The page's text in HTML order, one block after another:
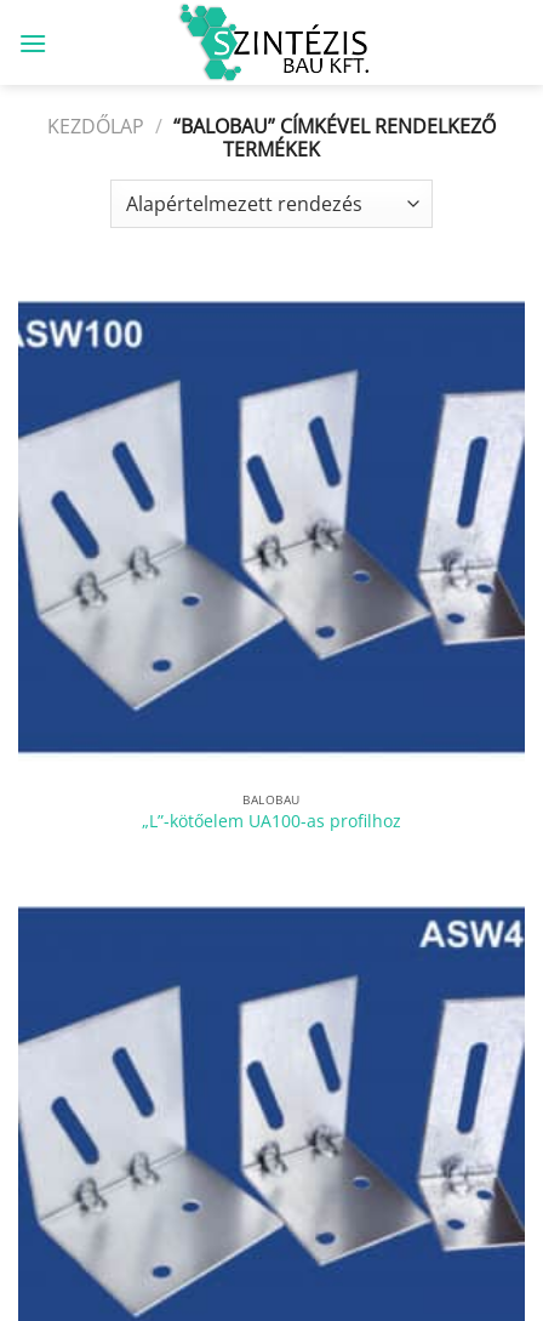
KEZDŐLAP / “BALOBAU” CÍMKÉVEL RENDELKEZŐ
TERMÉKEK
BALOBAU
„L”-kötőelem UA100-as profilhoz